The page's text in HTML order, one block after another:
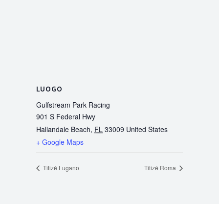
LUOGO
Gulfstream Park Racing
901 S Federal Hwy
Hallandale Beach, FL 33009 United States
+ Google Maps
Titizé Lugano Titizé Roma